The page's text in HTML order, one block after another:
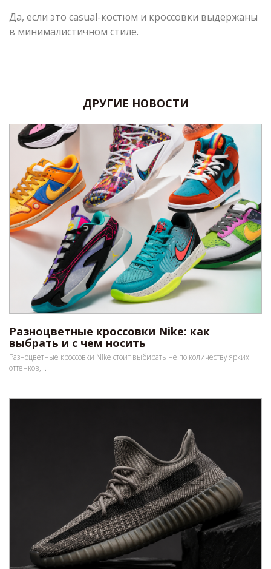
Да, если это casual-костюм и кроссовки выдержаны
в минималистичном стиле.
ДРУГИЕ НОВОСТИ
Разноцветные кроссовки Nike: как
выбрать и с чем носить
Разноцветные кроссовки Nike стоит выбирать не по количеству ярких
оттенков,...